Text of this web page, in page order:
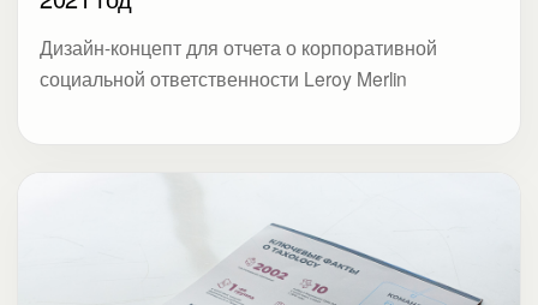
Дизайн-концепт для отчета о корпоративной
социальной ответственности Leroy Merlin